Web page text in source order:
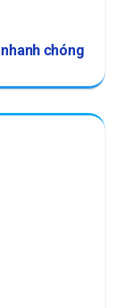
chóng